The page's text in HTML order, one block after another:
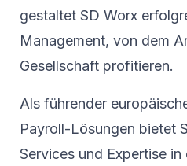
gestaltet SD Worx
Management, von dem
Gesellschaft profitieren.
Als führender
Payroll-Lösungen bietet
Services und Expertise